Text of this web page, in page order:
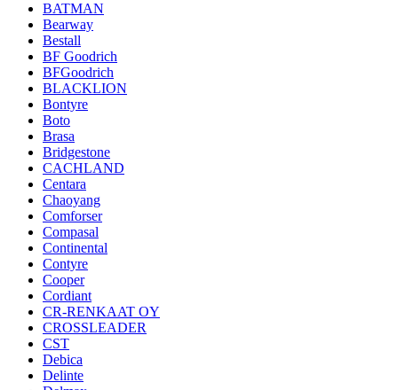
BATMAN
Bearway
Bestall
BF Goodrich
BFGoodrich
BLACKLION
Bontyre
Boto
Brasa
Bridgestone
CACHLAND
Centara
Chaoyang
Comforser
Compasal
Continental
Contyre
Cooper
Cordiant
CR-RENKAAT OY
CROSSLEADER
CST
Debica
Delinte